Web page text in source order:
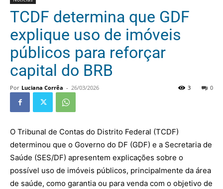
TCDF determina que GDF
explique uso de imóveis
públicos para reforçar
capital do BRB
Por Luciana Corrêa - 26/03/2026 0
3
O Tribunal de Contas do Distrito Federal (TCDF)
determinou que o Governo do DF (GDF) e a Secretaria de
Saúde (SES/DF) apresentem explicações sobre o
possível uso de imóveis públicos, principalmente da área
de saúde, como garantia ou para venda com o objetivo de